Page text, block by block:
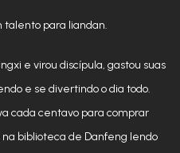
para liandan.
e virou discípula, gastou suas
e se divertindo o dia todo.
cada centavo para comprar
biblioteca de Danfeng lendo